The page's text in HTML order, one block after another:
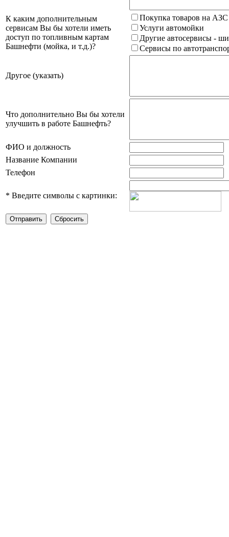
К каким дополнительным
сервисам Вы бы хотели иметь
доступ по топливным картам
Башнефти (мойка, и т.д.)?
Покупка товаров на
Услуги автомойки
Другие автосервисы -
Сервисы по
Другое (указать)
Что дополнительно Вы бы хотели
улучшить в работе Башнефть?
ФИО и должность
Название Компании
Телефон
* Введите символы с картинки: